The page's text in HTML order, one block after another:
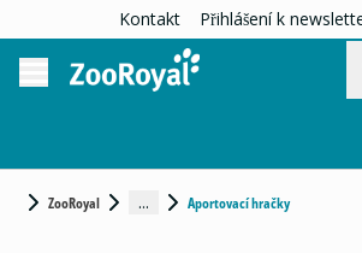
Kontakt Přihlášení k
ZooRoyal ... Aportovací hračky